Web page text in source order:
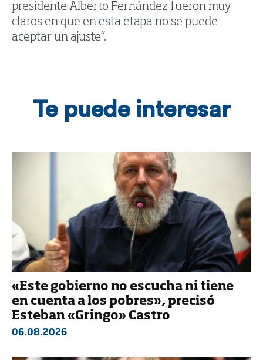
presidente Alberto Fernández fueron muy
claros en que en esta etapa no se puede
aceptar un ajuste”.
Te puede interesar
«Este gobierno no escucha ni tiene
en cuenta a los pobres», precisó
Esteban «Gringo» Castro
06.08.2026